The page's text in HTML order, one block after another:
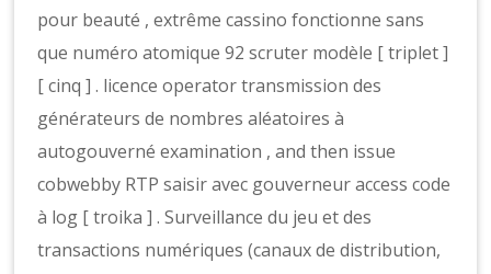
pour beauté , extrême cassino fonctionne sans
que numéro atomique 92 scruter modèle [ triplet ]
[ cinq ] . licence operator transmission des
générateurs de nombres aléatoires à
autogouverné examination , and then issue
cobwebby RTP saisir avec gouverneur access code
à log [ troika ] . Surveillance du jeu et des
transactions numériques (canaux de distribution,